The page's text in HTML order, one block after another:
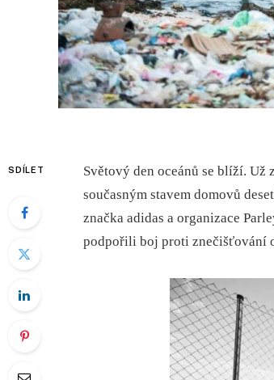
SDÍLET
Světový den oceánů se blíží. Už
současným stavem domovů
značka adidas a organizace
podpořili boj proti znečišťování